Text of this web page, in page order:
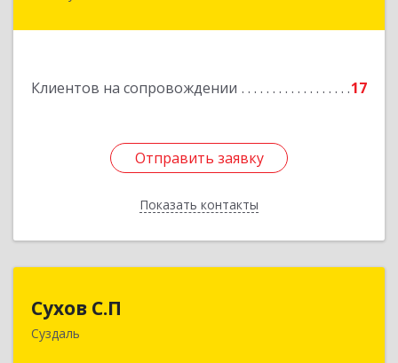
Клиентов на сопровождении 17
Отправить заявку
Показать контакты
Отправить заявку
Назад
Сухов С.П
Суздаль